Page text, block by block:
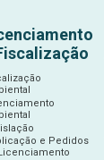
e Pedidos